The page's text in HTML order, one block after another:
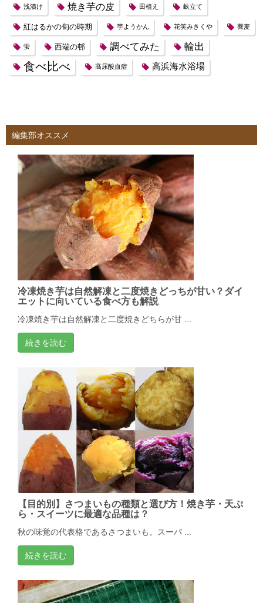
浅漬け 焼き芋の皮 田植え 畝立て
紅はるかの旬の時期 芋ようかん 花笑みきくや 蕎麦
蛍 西端の邨 調べてみた 輸出
食べ比べ 高尿酸血症 高浜海水浴場
編集部オススメ
冷凍焼き芋は自然解凍と二度焼きどっちが甘い？ダイ
エットに向いている食べ方も解説
冷凍焼き芋は自然解凍と二度焼きどちらが甘 ...
続きを読む
【目的別】さつまいもの種類と選び方！焼き芋・天ぷ
ら・スイーツに最適な品種は？
秋の味覚の代表格であるさつまいも。スーパ ...
続きを読む